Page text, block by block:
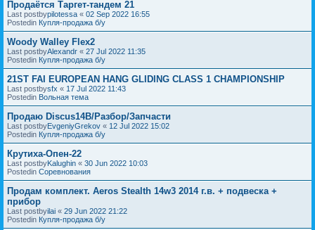
Продаётся Таргет-тандем 21
Last postbypilotessa « 02 Sep 2022 16:55
Postedin Купля-продажа б/у
Woody Walley Flex2
Last postbyAlexandr « 27 Jul 2022 11:35
Postedin Купля-продажа б/у
21ST FAI EUROPEAN HANG GLIDING CLASS 1 CHAMPIONSHIP
Last postbysfx « 17 Jul 2022 11:43
Postedin Вольная тема
Продаю Discus14B/Разбор/Запчасти
Last postbyEvgeniyGrekov « 12 Jul 2022 15:02
Postedin Купля-продажа б/у
Крутиха-Опен-22
Last postbyKalughin « 30 Jun 2022 10:03
Postedin Соревнования
Продам комплект. Aeros Stealth 14w3 2014 г.в. + подвеска +
прибор
Last postbyilai « 29 Jun 2022 21:22
Postedin Купля-продажа б/у